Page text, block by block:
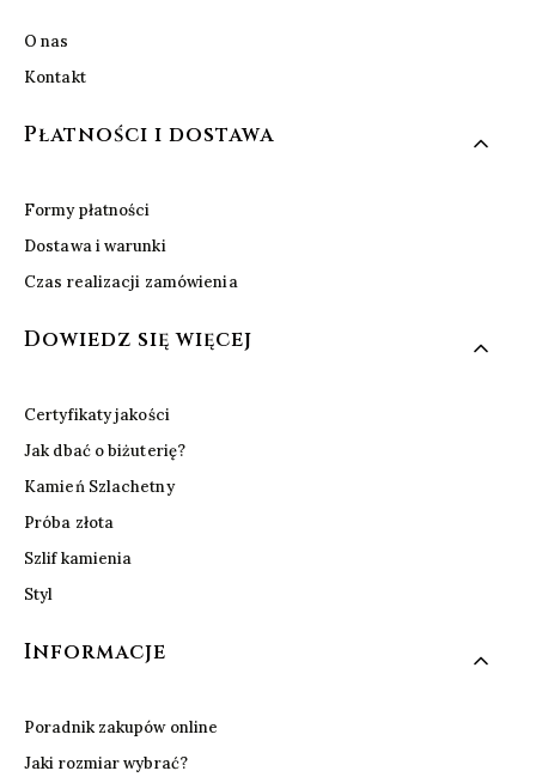
O nas
Kontakt
Płatności i dostawa
Formy płatności
Dostawa i warunki
Czas realizacji zamówienia
Dowiedz się więcej
Certyfikaty jakości
Jak dbać o biżuterię?
Kamień Szlachetny
Próba złota
Szlif kamienia
Styl
Informacje
Poradnik zakupów online
Jaki rozmiar wybrać?